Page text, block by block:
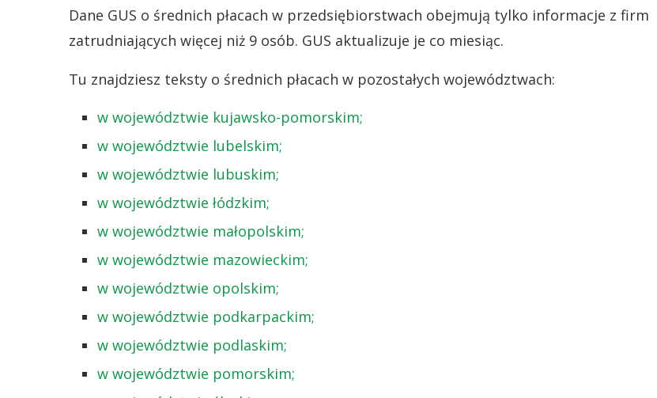
Dane GUS o średnich płacach w przedsiębiorstwach obejmują tylko informacje z firm
zatrudniających więcej niż 9 osób. GUS aktualizuje je co miesiąc.
Tu znajdziesz teksty o średnich płacach w pozostałych województwach:
w województwie kujawsko-pomorskim;
w województwie lubelskim;
w województwie lubuskim;
w województwie łódzkim;
w województwie małopolskim;
w województwie mazowieckim;
w województwie opolskim;
w województwie podkarpackim;
w województwie podlaskim;
w województwie pomorskim;